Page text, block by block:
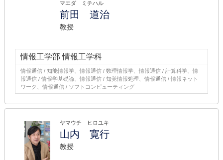
マエダ ミチハル
前田 道治
教授
情報工学部 情報工学科
情報通信 / 知能情報学、情報通信 / 数理情報学、情報通信 / 計算科学、情
報通信 / 情報学基礎論、情報通信 / 知覚情報処理、情報通信 / 情報ネット
ワーク、情報通信 / ソフトコンピューティング
ヤマウチ ヒロユキ
山内 寛行
教授